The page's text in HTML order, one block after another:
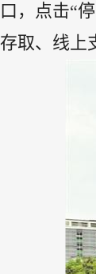
口，点击“
存取、线上